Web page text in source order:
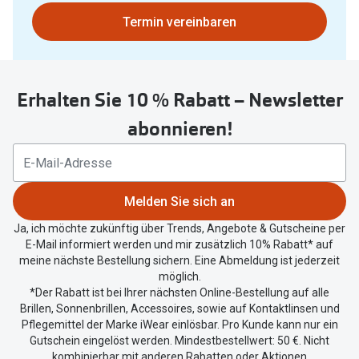
Angebote
Back to School: 50% auf die zweite Kinderbrille
Trends
Nuance Audio Brille
Ray-Ban Meta
Oakley Meta
Gläser
Glaspakete
Oakley
Farbe
Zubehör
Ratgeber
UV-
Bitte
nutzen
Button
aktuellen
Termin vereinbaren
Erhalten Sie 10 % Rabatt – Newsletter
abonnieren!
Melden Sie sich an
Ja, ich möchte zukünftig über Trends, Angebote & Gutscheine per
E-Mail informiert werden und mir zusätzlich 10% Rabatt* auf
meine nächste Bestellung sichern. Eine Abmeldung ist jederzeit
möglich.
*Der Rabatt ist bei Ihrer nächsten Online-Bestellung auf alle
Brillen, Sonnenbrillen, Accessoires, sowie auf Kontaktlinsen und
Pflegemittel der Marke iWear einlösbar. Pro Kunde kann nur ein
Gutschein eingelöst werden. Mindestbestellwert: 50 €. Nicht